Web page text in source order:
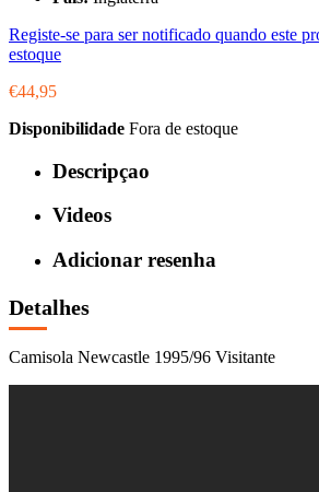
Registe-se para ser notificado quando este
estoque
€44,95
Disponibilidade Fora de estoque
Descripçao
Videos
Adicionar resenha
Detalhes
Camisola Newcastle 1995/96 Visitante